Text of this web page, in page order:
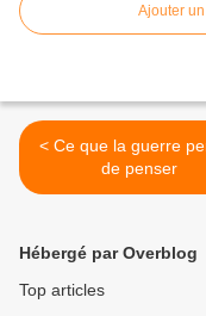
Ajouter
< Ce que la guerre permet
de penser
Hébergé par Overblog
Top articles